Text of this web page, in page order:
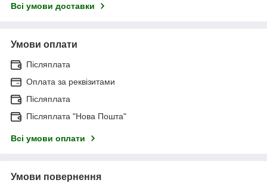
Всі умови доставки
Умови оплати
Післяплата
Оплата за реквізитами
Післяплата
Післяплата "Нова Пошта"
Всі умови оплати
Умови повернення